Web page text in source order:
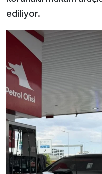
ediliyor.